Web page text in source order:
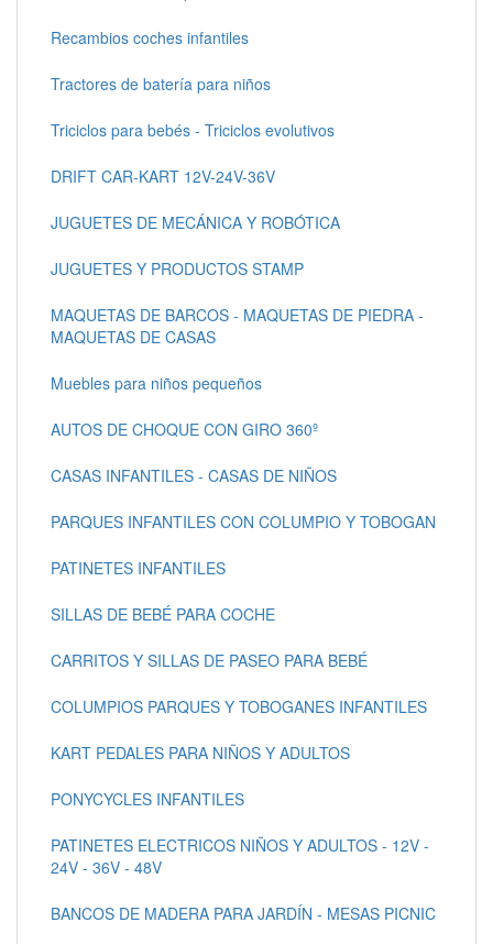
Recambios coches infantiles
Tractores de batería para niños
Triciclos para bebés - Triciclos evolutivos
DRIFT CAR-KART 12V-24V-36V
JUGUETES DE MECÁNICA Y ROBÓTICA
JUGUETES Y PRODUCTOS STAMP
MAQUETAS DE BARCOS - MAQUETAS DE PIEDRA -
MAQUETAS DE CASAS
Muebles para niños pequeños
AUTOS DE CHOQUE CON GIRO 360º
CASAS INFANTILES - CASAS DE NIÑOS
PARQUES INFANTILES CON COLUMPIO Y TOBOGAN
PATINETES INFANTILES
SILLAS DE BEBÉ PARA COCHE
CARRITOS Y SILLAS DE PASEO PARA BEBÉ
COLUMPIOS PARQUES Y TOBOGANES INFANTILES
KART PEDALES PARA NIÑOS Y ADULTOS
PONYCYCLES INFANTILES
PATINETES ELECTRICOS NIÑOS Y ADULTOS - 12V -
24V - 36V - 48V
BANCOS DE MADERA PARA JARDÍN - MESAS PICNIC